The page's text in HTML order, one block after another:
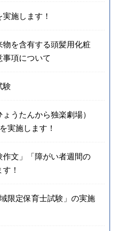
施します！
を含有する頭髪用化粧
項について
験
うたんから独楽劇場）
実施します！
作文」「障がい者週間の
！
限定保育士試験」の実施